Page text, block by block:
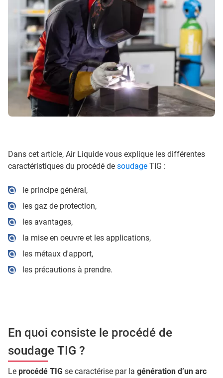
Dans cet article, Air Liquide vous explique les différentes
caractéristiques du procédé de soudage TIG :
le principe général,
les gaz de protection,
les avantages,
la mise en oeuvre et les applications,
les métaux d'apport,
les précautions à prendre.
En quoi consiste le procédé de
soudage TIG ?
Le procédé TIG se caractérise par la génération d’un arc